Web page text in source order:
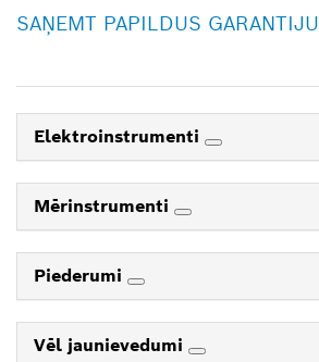
SAŅEMT PAPILDUS GARANTIJU
Elektroinstrumenti
Mērinstrumenti
Piederumi
Vēl jaunievedumi